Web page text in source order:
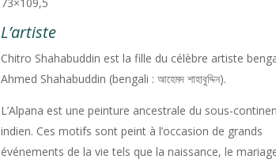
L’artiste
Chitro Shahabuddin est la fille du célèbre artiste
Ahmed Shahabuddin (bengali : আহেমদ শাহাবুদ্দিন).
L’Alpana est une peinture ancestrale du sous-
indien. Ces motifs sont peint à l’occasion de grands
événements de la vie tels que la naissance, le